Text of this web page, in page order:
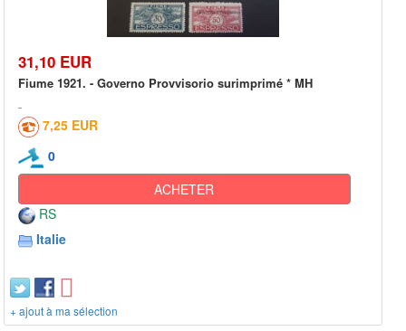
31,10 EUR
Fiume 1921. - Governo Provvisorio surimprimé * MH
7,25 EUR
0
ACHETER
RS
Italie
+ ajout à ma sélection